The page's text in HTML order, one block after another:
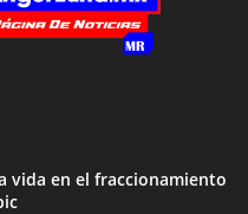
vida en el fraccionamiento